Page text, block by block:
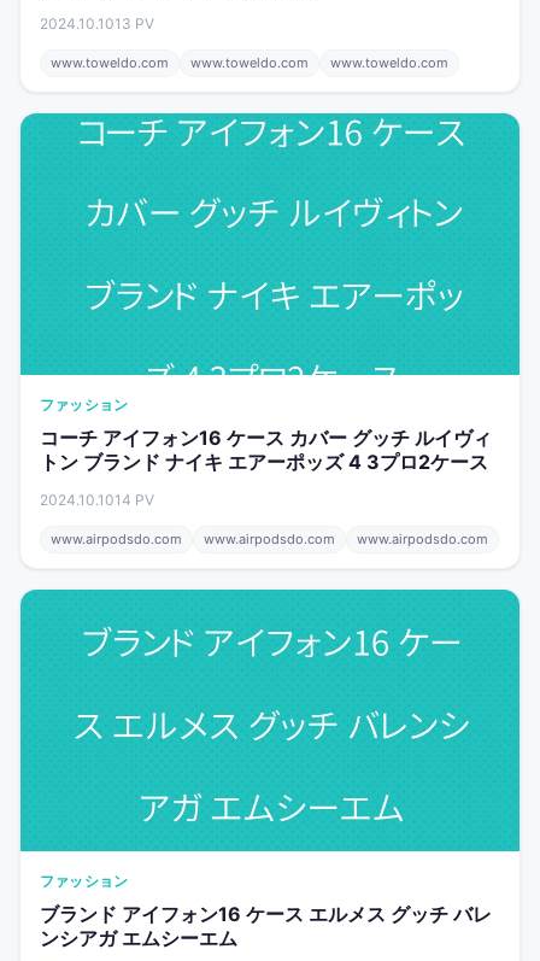
2024.10.1013 PV
www.toweldo.com www.toweldo.com www.toweldo.com
ファッション
コーチ アイフォン16 ケース カバー グッチ ルイヴィ
トン ブランド ナイキ エアーポッズ 4 3プロ2ケース
2024.10.1014 PV
www.airpodsdo.com www.airpodsdo.com www.airpodsdo.com
ファッション
ブランド アイフォン16 ケース エルメス グッチ バレ
ンシアガ エムシーエム